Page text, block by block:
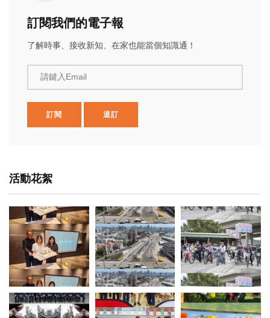
訂閱我們的電子報
了解時事、接收新知、在家也能當個知識通！
請鍵入Email
訂閱 退訂
活動花絮